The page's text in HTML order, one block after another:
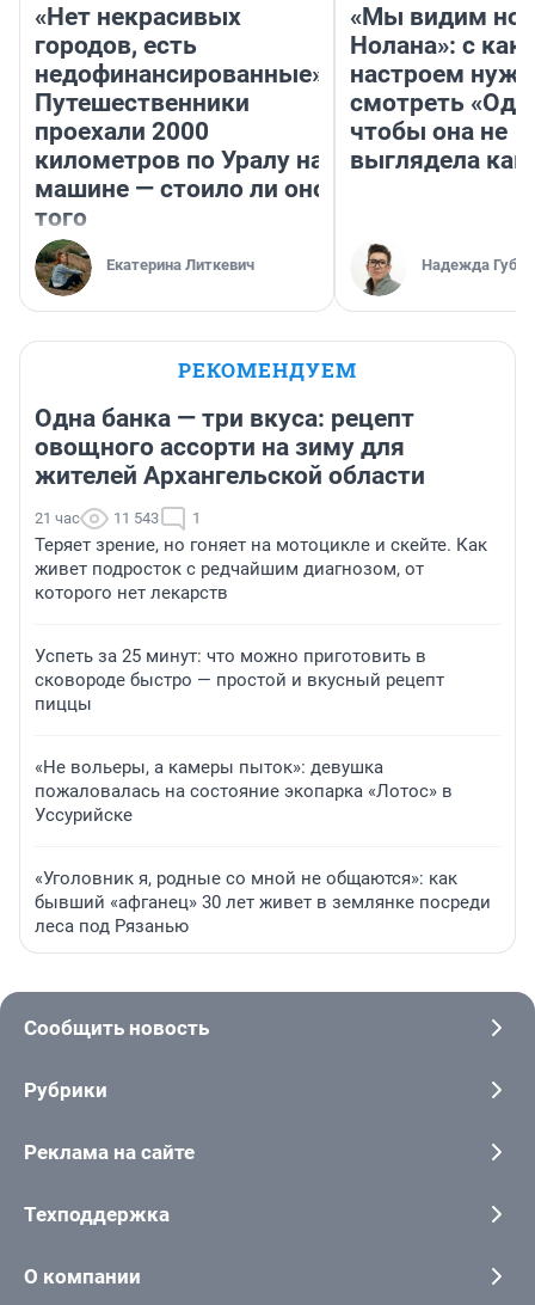
«Нет некрасивых
городов, есть
недофинансированные».
Путешественники
проехали 2000
километров по Уралу на
машине — стоило ли оно
того
Екатерина Литкевич
«Мы видим
Нолана»: с
настроем
смотреть
чтобы она не
выглядела как
Надежда
РЕКОМЕНДУЕМ
Одна банка — три вкуса: рецепт
овощного ассорти на зиму для
жителей Архангельской области
21 час 11 543 1
Теряет зрение, но гоняет на мотоцикле и скейте. Как
живет подросток с редчайшим диагнозом, от
которого нет лекарств
Успеть за 25 минут: что можно приготовить в
сковороде быстро — простой и вкусный рецепт
пиццы
«Не вольеры, а камеры пыток»: девушка
пожаловалась на состояние экопарка «Лотос» в
Уссурийске
«Уголовник я, родные со мной не общаются»: как
бывший «афганец» 30 лет живет в землянке посреди
леса под Рязанью
Сообщить новость
Рубрики
Реклама на сайте
Техподдержка
О компании